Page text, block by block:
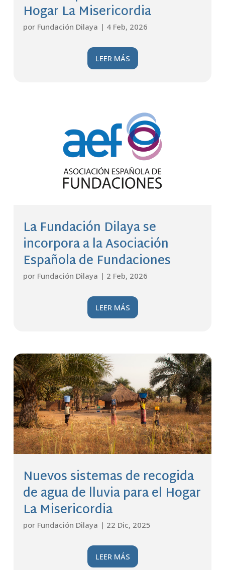
Hogar La Misericordia
por Fundación Dilaya | 4 Feb, 2026
LEER MÁS
La Fundación Dilaya se
incorpora a la Asociación
Española de Fundaciones
por Fundación Dilaya | 2 Feb, 2026
LEER MÁS
Nuevos sistemas de recogida
de agua de lluvia para el Hogar
La Misericordia
por Fundación Dilaya | 22 Dic, 2025
LEER MÁS